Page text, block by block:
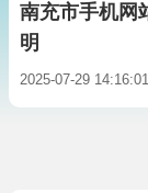
南充市手机网
明
2025-07-29 14:16:01